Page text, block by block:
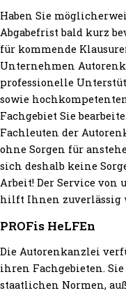
Haben Sie
Abgabefrist bald kurz
für kommende
Unternehmen
professionelle
sowie
Fachgebiet Sie
Fachleuten der
ohne Sorgen für
sich deshalb keine
Arbeit! Der Service von
hilft Ihnen zuverlässig
PROFis HeLFEn
Die Autorenkanzlei
ihren Fachgebieten.
staatlichen Normen,